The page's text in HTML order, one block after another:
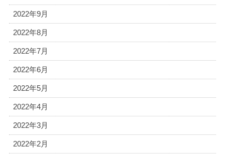
2022年9月
2022年8月
2022年7月
2022年6月
2022年5月
2022年4月
2022年3月
2022年2月